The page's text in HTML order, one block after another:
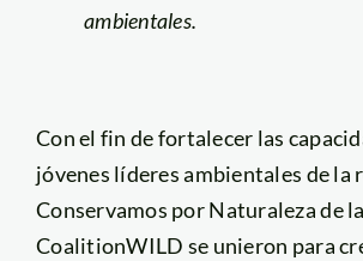
ambientales.
Con el fin de fortalecer las
jóvenes líderes ambientales de la
Conservamos por Naturaleza de
CoalitionWILD se unieron para